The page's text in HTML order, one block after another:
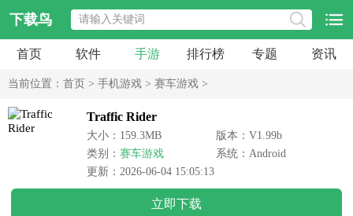
下载鸟
首页 软件 手游 排行榜 专题 资讯
当前位置： 首页 > 手机游戏 > 赛车游戏 >
Traffic Rider
大小：159.3MB
版本：V1.99b
类别： 赛车游戏
系统：Android
更新：2026-06-04 15:05:13
立即下载